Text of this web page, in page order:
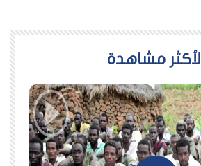
اﻷكثر مشاهدة